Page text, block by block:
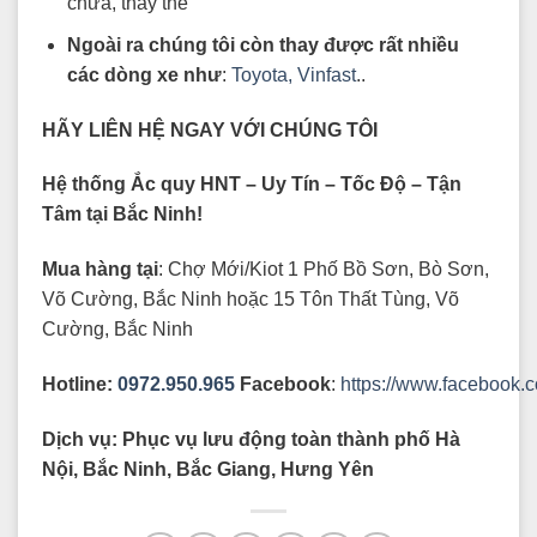
Ngoài ra chúng tôi còn thay được rất nhiều
các dòng xe như: Toyota, Vinfast..
HÃY LIÊN HỆ NGAY VỚI CHÚNG TÔI
Hệ thống Ắc quy HNT – Uy Tín – Tốc Độ – Tận
Tâm tại Bắc Ninh!
Mua hàng tại: Chợ Mới/Kiot 1 Phố Bồ Sơn, Bò Sơn,
Võ Cường, Bắc Ninh hoặc 15 Tôn Thất Tùng, Võ
Cường, Bắc Ninh
Hotline: 0972.950.965 Facebook: https://
Dịch vụ: Phục vụ lưu động toàn thành phố Hà
Nội, Bắc Ninh, Bắc Giang, Hưng Yên